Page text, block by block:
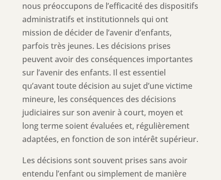
nous préoccupons de l’efficacité des dispositifs
administratifs et institutionnels qui ont
mission de décider de l’avenir d’enfants,
parfois très jeunes. Les décisions prises
peuvent avoir des conséquences importantes
sur l’avenir des enfants. Il est essentiel
qu’avant toute décision au sujet d’une victime
mineure, les conséquences des décisions
judiciaires sur son avenir à court, moyen et
long terme soient évaluées et, régulièrement
adaptées, en fonction de son intérêt supérieur.
Les décisions sont souvent prises sans avoir
entendu l’enfant ou simplement de manière